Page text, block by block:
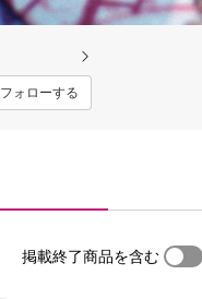
フォローする
掲載終了商品を含む